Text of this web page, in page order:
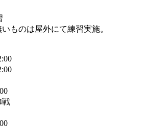
ものは屋外にて練習実施。
戦